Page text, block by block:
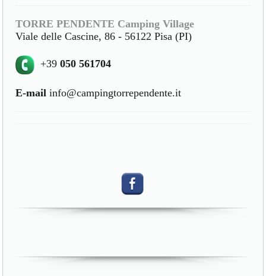
TORRE PENDENTE Camping Village
Viale delle Cascine, 86 - 56122 Pisa (PI)
+39050 561704
E-mail info@campingtorrependente.it